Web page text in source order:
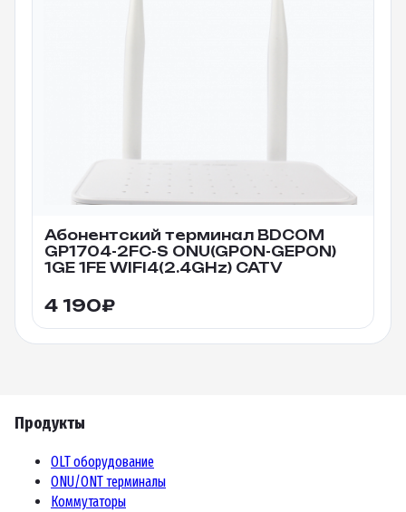
Абонентский терминал BDCOM
GP1704-2FC-S ONU(GPON-GEPON)
1GE 1FE WIFI4(2.4GHz) CATV
4 190₽
Продукты
OLT оборудование
ONU/ONT терминалы
Коммутаторы